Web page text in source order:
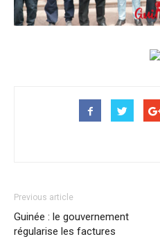
Previous article
Guinée : le gouvernement
régularise les factures